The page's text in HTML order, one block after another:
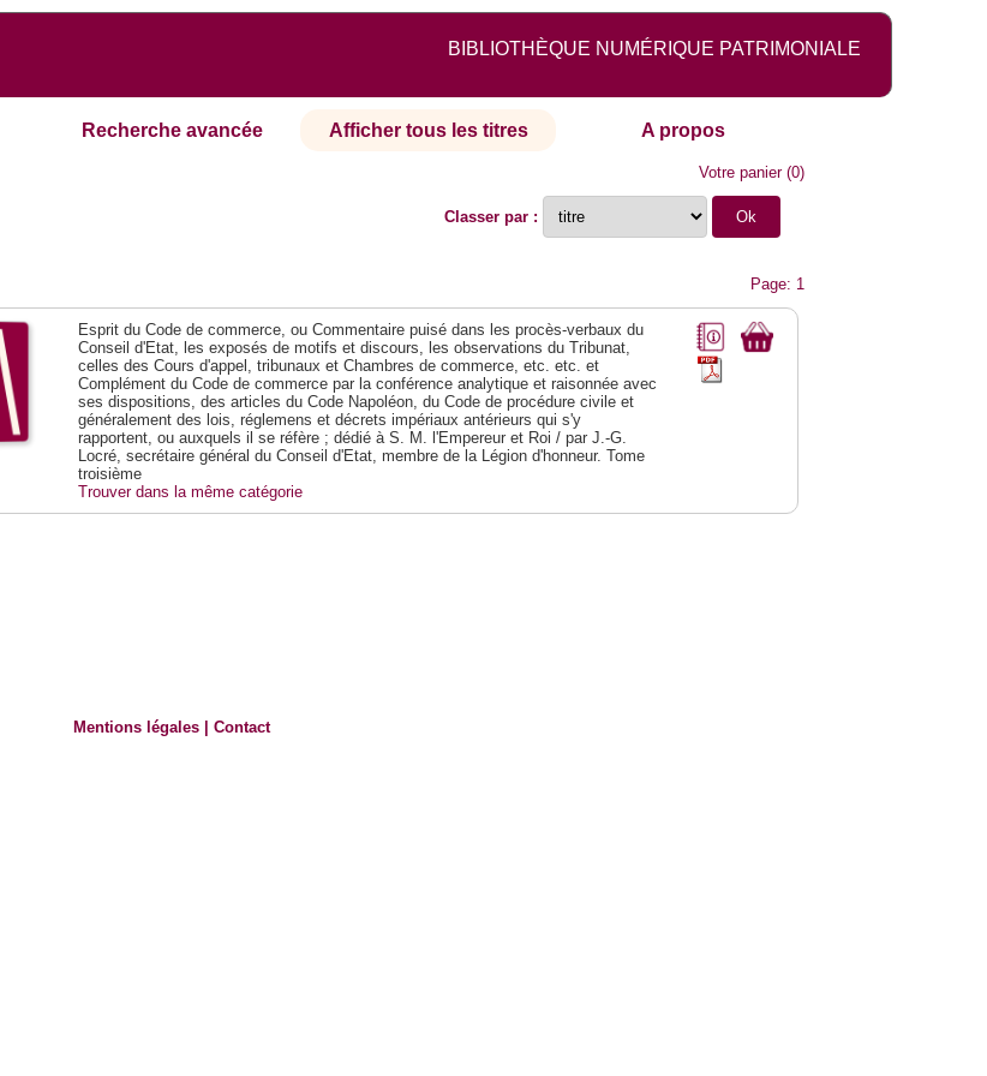
BIBLIOTHÈQUE NUMÉRIQUE PATRIMONIALE
Recherche avancée Afficher tous les titres A propos
Votre panier(0)
Classer par :
Page: 1
Esprit du Code de commerce, ou Commentaire puisé dans les procès-verbaux du
Conseil d'Etat, les exposés de motifs et discours, les observations du Tribunat,
celles des Cours d'appel, tribunaux et Chambres de commerce, etc. etc. et
Complément du Code de commerce par la conférence analytique et raisonnée avec
ses dispositions, des articles du Code Napoléon, du Code de procédure civile et
généralement des lois, réglemens et décrets impériaux antérieurs qui s'y
rapportent, ou auxquels il se réfère ; dédié à S. M. l'Empereur et Roi / par J.-G.
Locré, secrétaire général du Conseil d'Etat, membre de la Légion d'honneur. Tome
troisième
Trouver dans la même catégorie
Mentions légales |Contact